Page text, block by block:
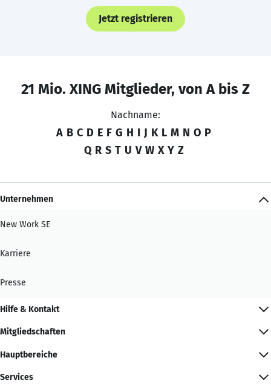
Jetzt registrieren
21 Mio. XING Mitglieder, von A bis Z
Nachname:
A B C D E F G H I J K L M N O P
Q R S T U V W X Y Z
Unternehmen
New Work SE
Karriere
Presse
Hilfe & Kontakt
Mitgliedschaften
Hauptbereiche
Services